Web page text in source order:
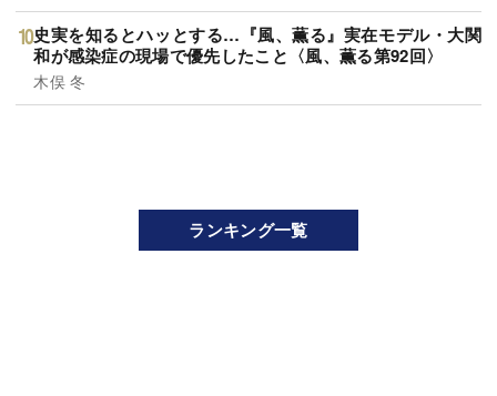
史実を知るとハッとする…『風、薫る』実在モデル・大関
和が感染症の現場で優先したこと〈風、薫る第92回〉
木俣 冬
ランキング一覧